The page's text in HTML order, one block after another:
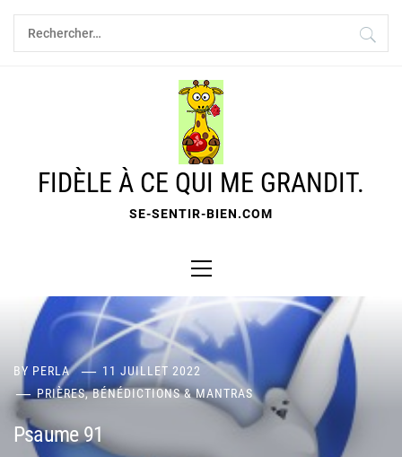
Skip
content
Rechercher :
FIDÈLE À CE QUI ME GRANDIT.
SE-SENTIR-BIEN.COM
Menu
BY PERLA
11 JUILLET 2022
PRIÈRES, BÉNÉDICTIONS & MANTRAS
Psaume 91